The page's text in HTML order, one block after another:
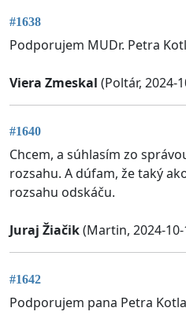
#1638
Podporujem MUDr. Petra
Viera Zmeskal (Poltár, 2024-
#1640
Chcem, a súhlasím zo
rozsahu. A dúfam, že taký
rozsahu odskáču.
Juraj Žiačik(Martin, 2024-
#1642
Podporujem pana Petra